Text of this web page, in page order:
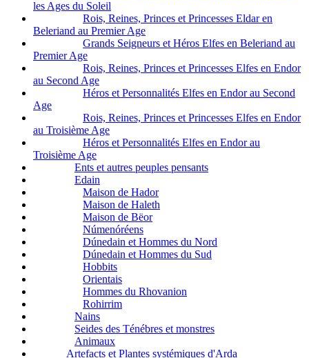
les Ages du Soleil
Rois, Reines, Princes et Princesses Eldar en
Beleriand au Premier Age
Grands Seigneurs et Héros Elfes en Beleriand au
Premier Age
Rois, Reines, Princes et Princesses Elfes en Endor
au Second Age
Héros et Personnalités Elfes en Endor au Second
Age
Rois, Reines, Princes et Princesses Elfes en Endor
au Troisième Age
Héros et Personnalités Elfes en Endor au
Troisième Age
Ents et autres peuples pensants
Edain
Maison de Hador
Maison de Haleth
Maison de Bëor
Númenóréens
Dúnedain et Hommes du Nord
Dúnedain et Hommes du Sud
Hobbits
Orientais
Hommes du Rhovanion
Rohirrim
Nains
Seides des Ténébres et monstres
Animaux
Artefacts et Plantes systémiques d'Arda